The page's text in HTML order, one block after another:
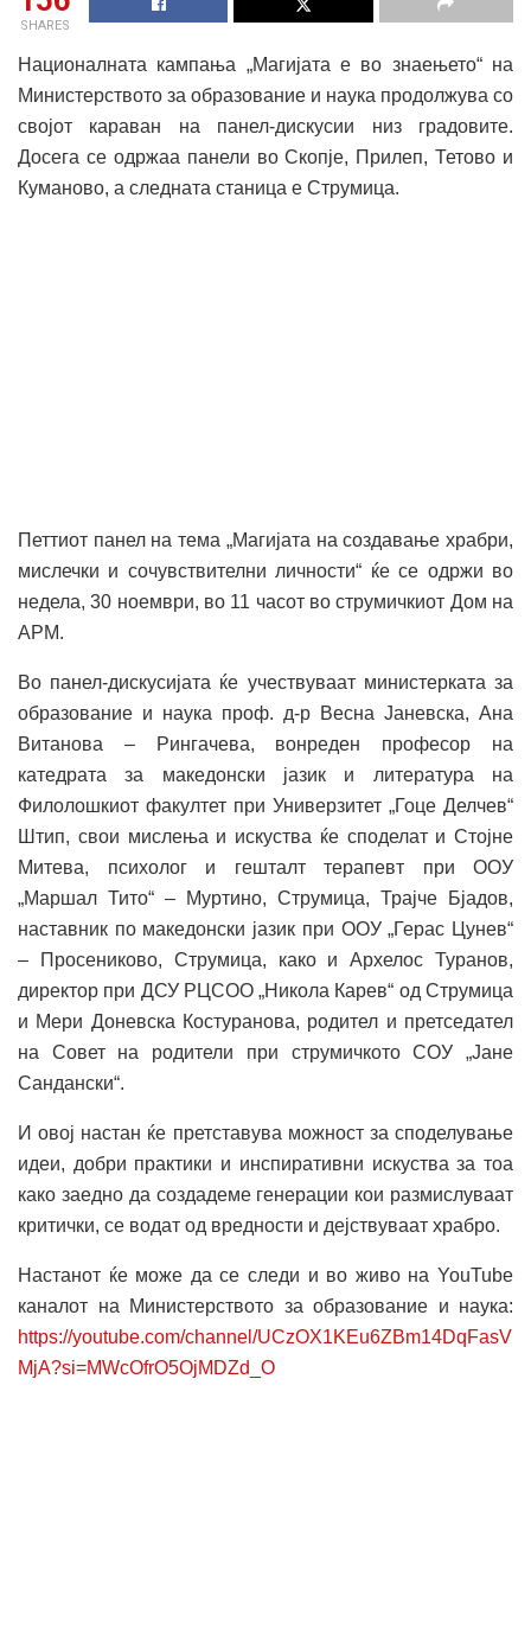
SHARES
Националната кампања „Магијата е во знаењето“ на
Министерството за образование и наука продолжува со
својот караван на панел-дискусии низ градовите.
Досега се одржаа панели во Скопје, Прилеп, Тетово и
Куманово, а следната станица е Струмица.
Петтиот панел на тема „Магијата на создавање храбри,
мислечки и сочувствителни личности“ ќе се одржи во
недела, 30 ноември, во 11 часот во струмичкиот Дом на
АРМ.
Во панел-дискусијата ќе учествуваат министерката за
образование и наука проф. д-р Весна Јаневска, Ана
Витанова – Рингачева, вонреден професор на
катедрата за македонски јазик и литература на
Филолошкиот факултет при Универзитет „Гоце Делчев“
Штип, свои мислења и искуства ќе споделат и Стојне
Митева, психолог и гешталт терапевт при ООУ
„Маршал Тито“ – Муртино, Струмица, Трајче Бјадов,
наставник по македонски јазик при ООУ „Герас Цунев“
– Просениково, Струмица, како и Архелос Туранов,
директор при ДСУ РЦСОО „Никола Карев“ од Струмица
и Мери Доневска Костуранова, родител и претседател
на Совет на родители при струмичкото СОУ „Јане
Сандански“.
И овој настан ќе претставува можност за споделување
идеи, добри практики и инспиративни искуства за тоа
како заедно да создадеме генерации кои размислуваат
критички, се водат од вредности и дејствуваат храбро.
Настанот ќе може да се следи и во живо на YouTube
каналот на Министерството за образование и наука:
https://youtube.com/channel/UCzOX1KEu6ZBm14DqFasV
MjA?si=MWcOfrO5OjMDZd_O